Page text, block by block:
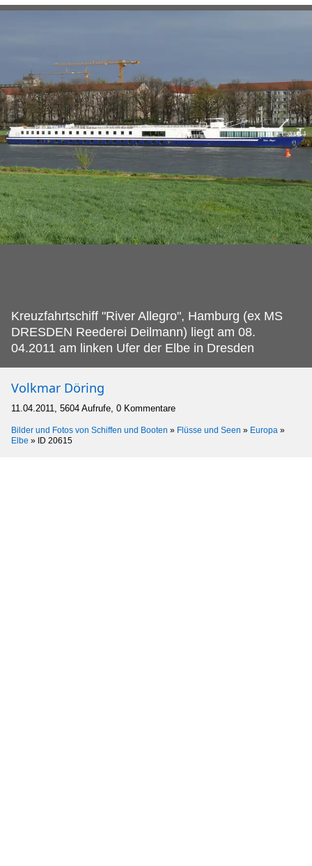
Kreuzfahrtschiff "River Allegro", Hamburg (ex MS
DRESDEN Reederei Deilmann) liegt am 08.
04.2011 am linken Ufer der Elbe in Dresden
Volkmar Döring
11.04.2011, 5604 Aufrufe, 0 Kommentare
Bilder und Fotos von Schiffen und Booten » Flüsse und Seen » Europa »
Elbe » ID 20615